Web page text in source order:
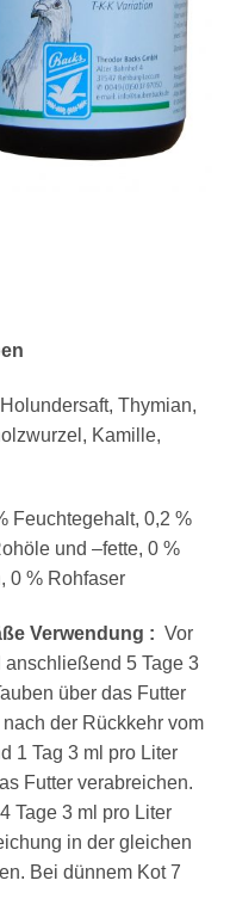
Thymian,
Kamille,
Feuchtegehalt, 0,2 %
und –fette, 0 %
0 % Rohfaser
Verwendung : Vor
anschließend 5 Tage 3
über das Futter
der Rückkehr vom
1 Tag 3 ml pro Liter
Futter verabreichen.
Tage 3 ml pro Liter
in der gleichen
Bei dünnem Kot 7